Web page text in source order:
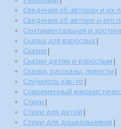
Сведения об авторах и их
Сведения об авторе и его
Сентиментальная и
Сказка для взрослых |
Сказки |
Сказки детям и взрослым |
Сказки, рассказы, повести |
Случилось как-то |
Современный
Стихи |
Стихи для детей |
Стихи для дошкольников |